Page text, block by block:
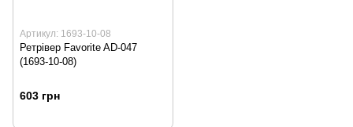
Артикул: 1693-10-08
Ретрівер Favorite AD-047
(1693-10-08)
603 грн